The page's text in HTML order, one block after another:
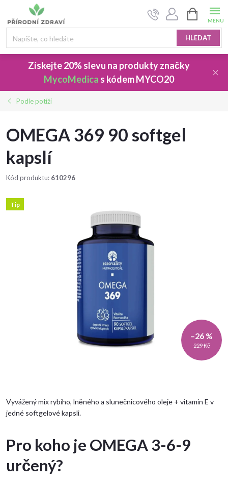
obsah
HLEDAT
KOŠÍK
Získejte 20% slevu na produkty značky
MycoMedica s kódemMYCO20
Podle potíží
OMEGA 369 90 softgel
kapslí
Kód produktu: 610296
Tip
229 Kč
–26 %
Vyvážený mix rybího, lněného a slunečnicového oleje + vitamin E v
jedné softgelové kapsli.
Pro koho je OMEGA 3-6-9
určený?